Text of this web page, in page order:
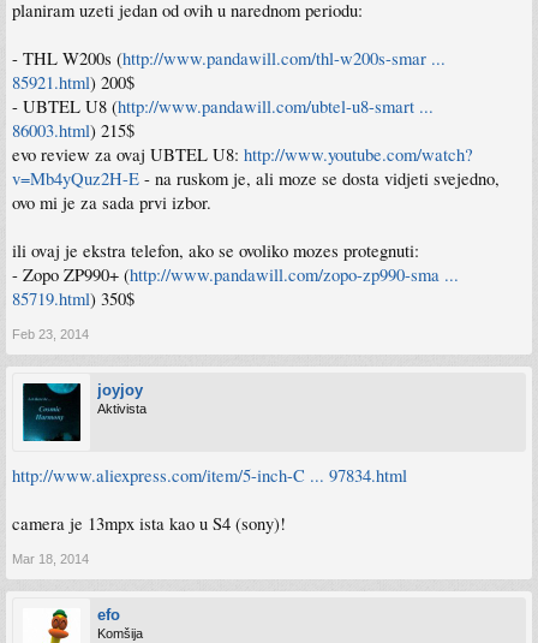
planiram uzeti jedan od ovih u narednom periodu:
- THL W200s (http://www.pandawill.com/thl-w200s-smar ...
85921.html) 200$
- UBTEL U8 (http://www.pandawill.com/ubtel-u8-smart ...
86003.html) 215$
evo review za ovaj UBTEL U8: http://www.youtube.com/watch?
v=Mb4yQuz2H-E - na ruskom je, ali moze se dosta vidjeti svejedno,
ovo mi je za sada prvi izbor.
ili ovaj je ekstra telefon, ako se ovoliko mozes protegnuti:
- Zopo ZP990+ (http://www.pandawill.com/zopo-zp990-sma ...
85719.html) 350$
Feb 23, 2014
joyjoy
Aktivista
http://www.aliexpress.com/item/5-inch-C ... 97834.html
camera je 13mpx ista kao u S4 (sony)!
Mar 18, 2014
efo
Komšija